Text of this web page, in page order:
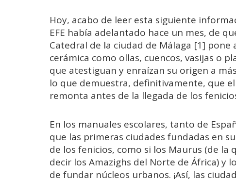
Hoy, acabo de leer esta siguiente
EFE había adelantado hace un mes, de
Catedral de la ciudad de Málaga [1]
cerámica como ollas, cuencos, vasijas o
que atestiguan y enraízan su origen a
lo que demuestra, definitivamente, que
remonta antes de la llegada de los
En los manuales escolares, tanto de
que las primeras ciudades fundadas en
de los fenicios, como si los Maurus (de la
decir los Amazighs del Norte de África) y
de fundar núcleos urbanos. ¡Así, las